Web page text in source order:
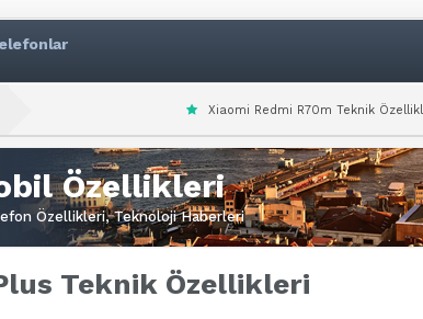
Xiaomi Redmi R70m Teknik Özellikleri Xiaomi
Özellikleri
Özellikleri, Teknoloji Haberleri
Teknik Özellikleri